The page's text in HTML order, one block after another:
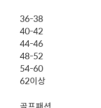
36-38
40-42
44-46
48-52
54-60
62이상